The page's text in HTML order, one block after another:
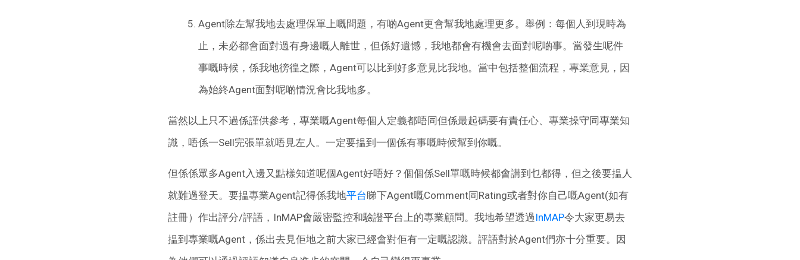
Agent除左幫我地去處理保單上嘅問題，有啲Agent更會幫我地處理更多。舉例：每個人到現時為
止，未必都會面對過有身邊嘅人離世，但係好遺憾，我地都會有機會去面對呢啲事。當發生呢件
事嘅時候，係我地徬徨之際，Agent可以比到好多意見比我地。當中包括整個流程，專業意見，因
為始終Agent面對呢啲情況會比我地多。
當然以上只不過係謹供參考，專業嘅Agent每個人定義都唔同但係最起碼要有責任心、專業操守同專業知
識，唔係一Sell完張單就唔見左人。一定要揾到一個係有事嘅時候幫到你嘅。
但係係眾多Agent入邊又點樣知道呢個Agent好唔好？個個係Sell單嘅時候都會講到乜都得，但之後要揾人
就難過登天。要揾專業Agent記得係我地平台睇下Agent嘅Comment同Rating或者對你自己嘅Agent(如有
註冊）作出評分/評語，InMAP會嚴密監控和驗證平台上的專業顧問。我地希望透過 InMAP令大家更易去
揾到專業嘅Agent，係出去見佢地之前大家已經會對佢有一定嘅認識。評語對於Agent們亦十分重要。因